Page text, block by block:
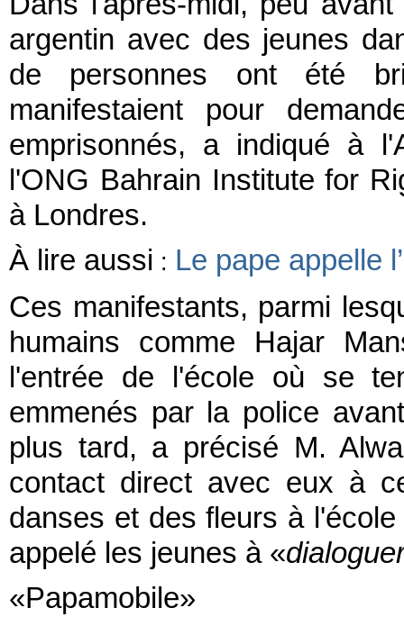
argentin avec des jeunes
de personnes ont été
manifestaient pour
emprisonnés, a indiqué à
l'ONG Bahrain Institute for
à Londres.
À lire aussi : Le pape appelle
Ces manifestants, parmi
humains comme Hajar
l'entrée de l'école où se
emmenés par la police
plus tard, a précisé M.
contact direct avec eux à
danses et des fleurs à
appelé les jeunes à «
«Papamobile»